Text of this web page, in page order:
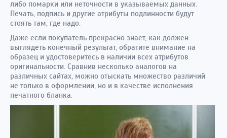
либо помарки или неточности в указываемых данных.
Печать, подпись и другие атрибуты подлинности будут
стоять там, где надо.
Даже если покупатель прекрасно знает, как должен
выглядеть конечный результат, обратите внимание на
образец и удостоверитесь в наличии всех атрибутов
оригинальности. Сравнив несколько аналогов на
различных сайтах, можно отыскать множество различий
не только в оформлении, но и в качестве исполнения
печатного бланка.